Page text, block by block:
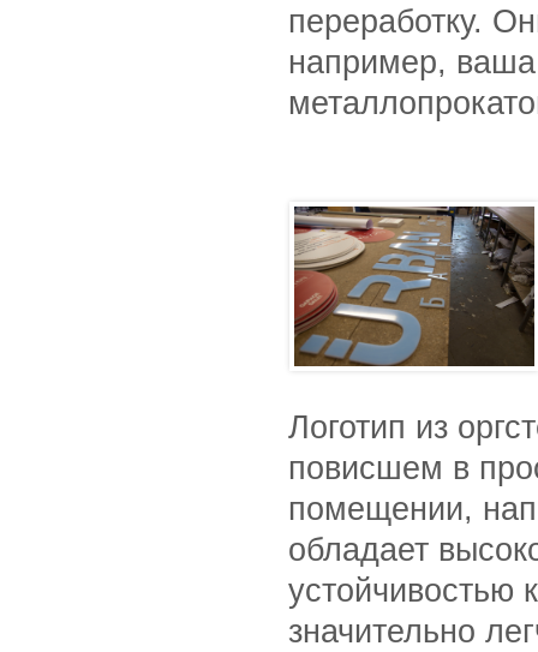
переработку.
например, ваша
Логотип из
повисшем в
помещении,
обладает
устойчивостью
значительно